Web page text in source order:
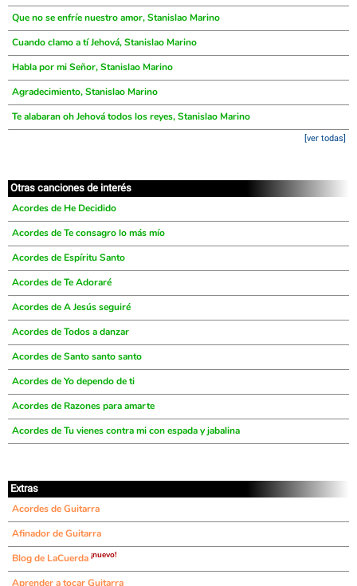
Que no se enfríe nuestro amor, Stanislao Marino
Cuando clamo a tí Jehová, Stanislao Marino
Habla por mi Señor, Stanislao Marino
Agradecimiento, Stanislao Marino
Te alabaran oh Jehová todos los reyes, Stanislao Marino
[ver todas]
Otras canciones de interés
Acordes de He Decidido
Acordes de Te consagro lo más mío
Acordes de Espíritu Santo
Acordes de Te Adoraré
Acordes de A Jesús seguiré
Acordes de Todos a danzar
Acordes de Santo santo santo
Acordes de Yo dependo de ti
Acordes de Razones para amarte
Acordes de Tu vienes contra mi con espada y jabalina
Extras
Acordes de Guitarra
Afinador de Guitarra
Blog de LaCuerda ¡nuevo!
Aprender a tocar Guitarra